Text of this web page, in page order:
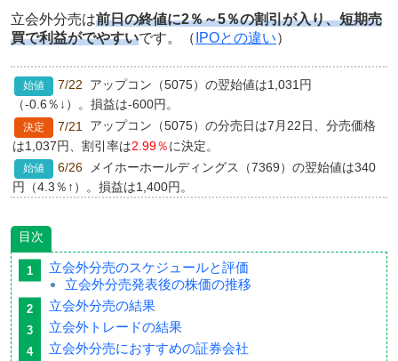
立会外分売は前日の終値に2％～5％の割引が入り、短期売
買で利益がでやすいです。（ IPOとの違い）
7/22
アップコン（5075）の翌始値は1,031円
（-0.6％↓）。損益は-600円。
7/21
アップコン（5075）の分売日は7月22日、分売価格
は1,037円、割引率は2.99％に決定。
6/26
メイホーホールディングス（7369）の翌始値は340
円（4.3％↑）。損益は1,400円。
26日、分売価格は326円、割引率は
6/24 ＧＭＯプロダクトプラットフォーム（3695）の翌始
値は1,440円（-1.1％↓）。損益は-1,600円。
6/23 ＧＭＯプロダクトプラットフォーム（3695）の分売
日は6月24日、分売価格は1,456円、割引率は
6/19
アイ・ケイ・ケイホールディングス（2198）の翌始
値は670円（1.5％↑）。損益は1,000円。
目次
立会外分売のスケジュールと評価
立会外分売発表後の株価の推移
立会外分売の結果
立会外トレードの結果
立会外分売におすすめの証券会社